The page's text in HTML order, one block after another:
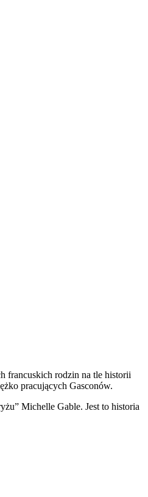
francuskich rodzin na tle historii
pracujących Gasconów.
Michelle Gable. Jest to historia